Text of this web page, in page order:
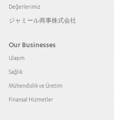
Değerlerimiz
ジャミール商事株式会社
Our Businesses
Ulaşım
Sağlık
Mühendislik ve Üretim
Finansal Hizmetler